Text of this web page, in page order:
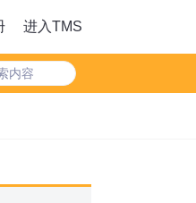
进入TMS